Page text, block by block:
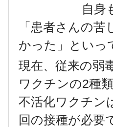
自身
「患者さんの
かった」といっ
現在、従来の弱
ワクチンの2種
不活化ワクチン
回の接種が必要